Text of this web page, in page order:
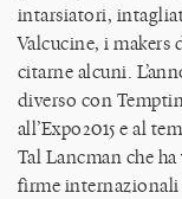
intarsiatori,
Valcucine, i makers
citarne alcuni.
diverso con
all’Expo2015 e al
Tal Lancman che
firme internazionali